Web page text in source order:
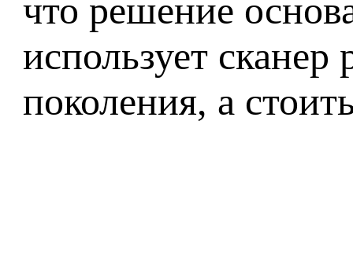
что решение
использует сканер
поколения, а